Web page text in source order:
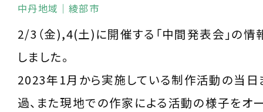
中丹地域 ｜綾部市
2/3（金),4(土)に開催する「中間発表会」の情
しました。
2023年1月から実施している制作活動の当
過、また現地での作家による活動の様子をオ